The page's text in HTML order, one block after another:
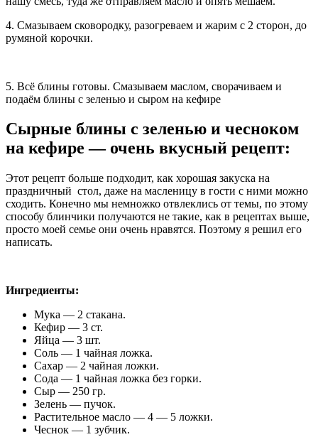
4. Смазываем сковородку, разогреваем и жарим с 2 сторон, до
румяной корочки.
5. Всё блины готовы. Смазываем маслом, сворачиваем и
подаём блины с зеленью и сыром на кефире
Сырные блины с зеленью и чесноком
на кефире — очень вкусный рецепт:
Этот рецепт больше подходит, как хорошая закуска на
праздничный стол, даже на масленицу в гости с ними можно
сходить. Конечно мы немножко отвлеклись от темы, по этому
способу блинчики получаются не такие, как в рецептах выше,
просто моей семье они очень нравятся. Поэтому я решил его
написать.
Ингредиенты:
Мука — 2 стакана.
Кефир — 3 ст.
Яйца — 3 шт.
Соль — 1 чайная ложка.
Сахар — 2 чайная ложки.
Сода — 1 чайная ложка без горки.
Сыр — 250 гр.
Зелень — пучок.
Растительное масло — 4 — 5 ложки.
Чеснок — 1 зубчик.